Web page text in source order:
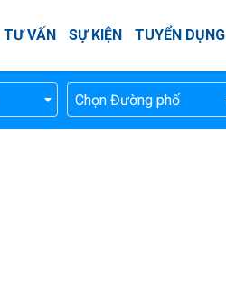
TƯ VẤN SỰ KIỆN TUYỂN DỤNG
Chọn Đường phố